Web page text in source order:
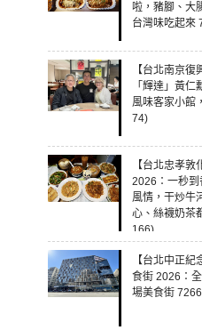
啦，豬腳、大
台灣味吃起來
【台北南京復
「輝達」黃
風味客家小館
74)
【台北忠孝
2026：一秒
風情，干炒牛
心、絲襪奶茶
166)
【台北中正
食街 2026：
場美食街